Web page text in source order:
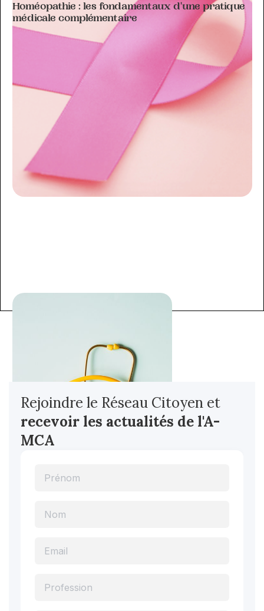
Homéopathie : les fondamentaux d'une pratique
médicale complémentaire
Rejoindre le Réseau Citoyen et
recevoir les actualités de l'A-
MCA